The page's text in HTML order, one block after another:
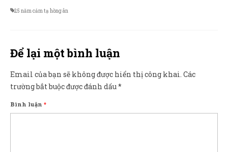
25 năm cảm tạ hồng ân
Để lại một bình luận
Email của bạn sẽ không được hiển thị công khai. Các
trường bắt buộc được đánh dấu*
Bình luận *